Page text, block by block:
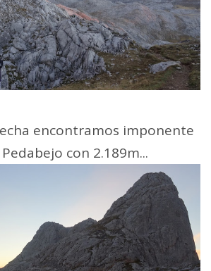
encontramos imponente
con 2.189m...